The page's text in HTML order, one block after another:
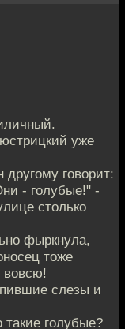
уже
говорит:
- голубые!" -
столько
фыркнула,
тоже
вовсю!
слезы и
голубые?